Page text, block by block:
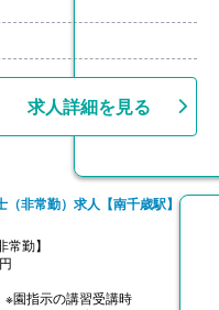
月分）※前年度実績
円/月）
5,900円-8,100円）※前年度実
上
求人詳細を見る
（非常勤）求人【南千歳駅】
常勤】
園指示の講習受講時